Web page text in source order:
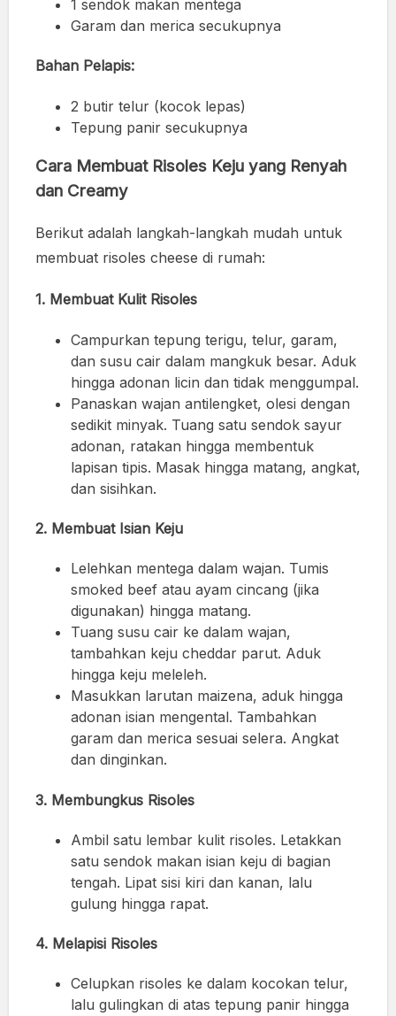
1 sendok makan mentega
Garam dan merica secukupnya
Bahan Pelapis:
2 butir telur (kocok lepas)
Tepung panir secukupnya
Cara Membuat Risoles Keju yang Renyah
dan Creamy
Berikut adalah langkah-langkah mudah untuk
membuat risoles cheese di rumah:
1. Membuat Kulit Risoles
Campurkan tepung terigu, telur, garam,
dan susu cair dalam mangkuk besar. Aduk
hingga adonan licin dan tidak menggumpal.
Panaskan wajan antilengket, olesi dengan
sedikit minyak. Tuang satu sendok sayur
adonan, ratakan hingga membentuk
lapisan tipis. Masak hingga matang, angkat,
dan sisihkan.
2. Membuat Isian Keju
Lelehkan mentega dalam wajan. Tumis
smoked beef atau ayam cincang (jika
digunakan) hingga matang.
Tuang susu cair ke dalam wajan,
tambahkan keju cheddar parut. Aduk
hingga keju meleleh.
Masukkan larutan maizena, aduk hingga
adonan isian mengental. Tambahkan
garam dan merica sesuai selera. Angkat
dan dinginkan.
3. Membungkus Risoles
Ambil satu lembar kulit risoles. Letakkan
satu sendok makan isian keju di bagian
tengah. Lipat sisi kiri dan kanan, lalu
gulung hingga rapat.
4. Melapisi Risoles
Celupkan risoles ke dalam kocokan telur,
lalu gulingkan di atas tepung panir hingga